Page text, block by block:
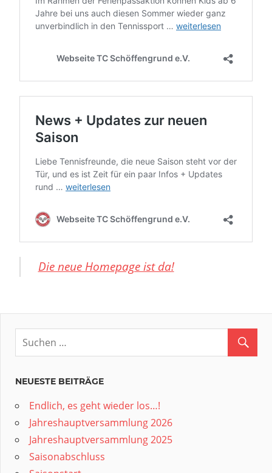
Die neue Homepage ist da!
NEUESTE BEITRÄGE
Endlich, es geht wieder los…!
Jahreshauptversammlung 2026
Jahreshauptversammlung 2025
Saisonabschluss